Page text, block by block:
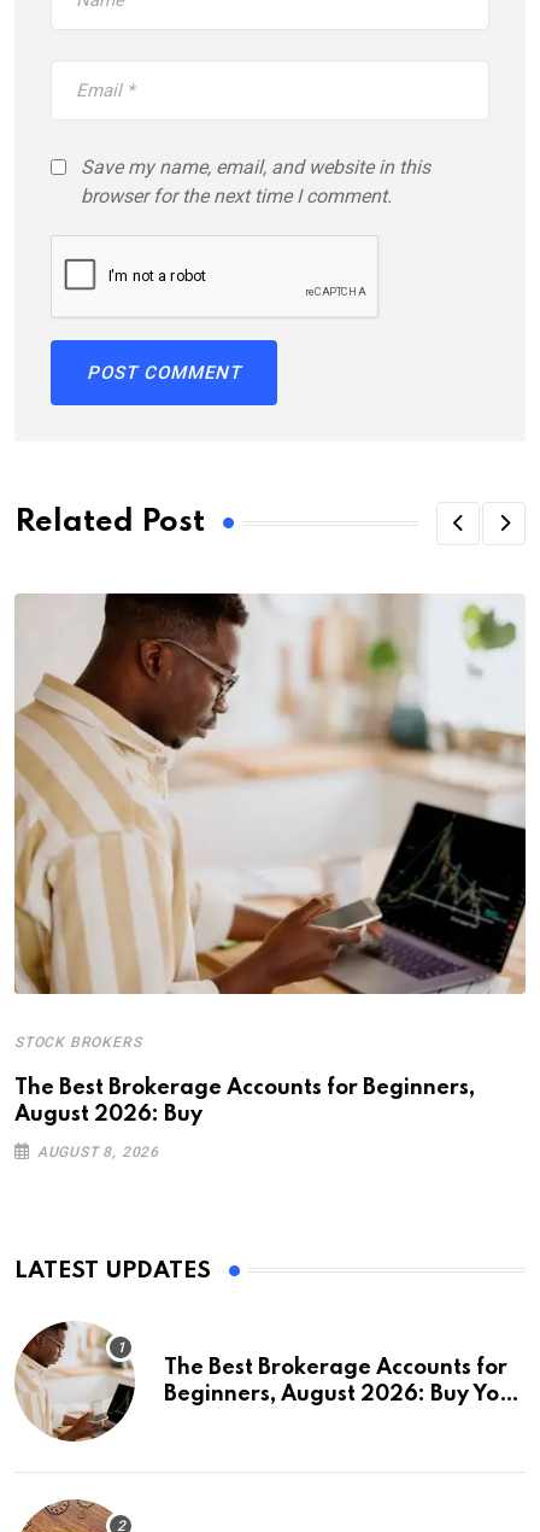
Save my name, email, and website in this
browser for the next time I comment.
Related Post
STOCK BROKERS
The Best Brokerage Accounts for Beginners,
August 2026: Buy
AUGUST 8, 2026
LATEST UPDATES
The Best Brokerage Accounts for
Beginners, August 2026: Buy Your